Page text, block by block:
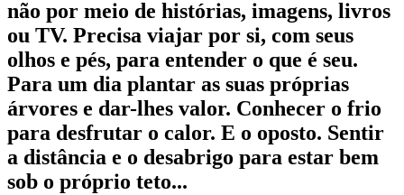
não por meio de histórias, imagens, livros
ou TV. Precisa viajar por si, com seus
olhos e pés, para entender o que é seu.
Para um dia plantar as suas próprias
árvores e dar-lhes valor. Conhecer o frio
para desfrutar o calor. E o oposto. Sentir
a distância e o desabrigo para estar bem
sob o próprio teto...